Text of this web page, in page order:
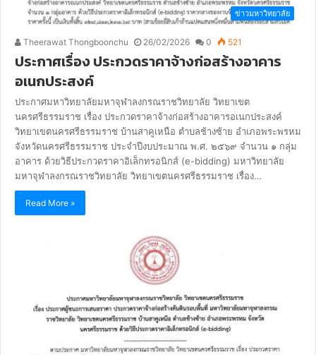
ข่าวมหาวิทยาลัย
Theerawat Thongboonchu 26/02/2026 0 521
ประกาศเรื่อง ประกวดราคาจ้างก่อสร้างอาคาร
อเนกประสงค์
ประกาศมหาวิทยาลัยมหาจุฬาลงกรณราชวิทยาลัย วิทยาเขต
นครศรีธรรมราช เรื่อง ประกวดราคาจ้างก่อสร้างอาคารอเนกประสงค์
วิทยาเขตนครศรีธรรมราช บ้านสาคูเหนือ ตำบลช้างซ้าย อำเภอพระพรหม
จังหวัดนครศรีธรรมราช ประจำปีงบประมาณ พ.ศ. ๒๕๖๙ จำนวน ๑ กลุ่ม
อาคาร ด้วยวิธีประกวดราคาอิเล็กทรอนิกส์ (e-bidding) มหาวิทยาลัย
มหาจุฬาลงกรณราชวิทยาลัย วิทยาเขตนครศรีธรรมราช เรื่อง…
Read More »